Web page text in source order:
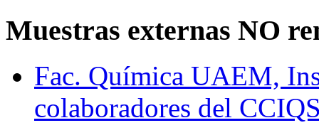
Muestras externas NO
Fac. Química UAEM,
colaboradores del